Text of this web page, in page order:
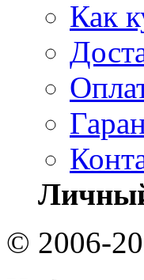
Как
© 2006-